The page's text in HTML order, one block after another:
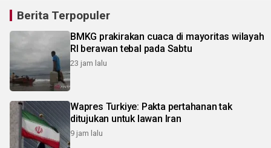
Berita Terpopuler
BMKG prakirakan cuaca di mayoritas wilayah
RI berawan tebal pada Sabtu
23 jam lalu
Wapres Turkiye: Pakta pertahanan tak
ditujukan untuk lawan Iran
9 jam lalu